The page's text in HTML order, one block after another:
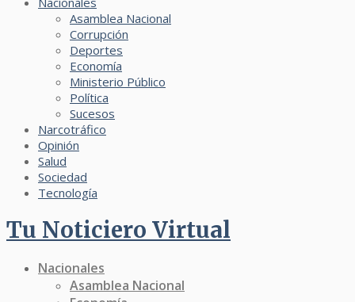
Asamblea Nacional
Corrupción
Deportes
Economía
Ministerio Público
Política
Sucesos
Narcotráfico
Opinión
Salud
Sociedad
Tecnología
Tu Noticiero Virtual
Nacionales
Asamblea Nacional